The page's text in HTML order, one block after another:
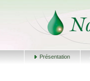
Présentation